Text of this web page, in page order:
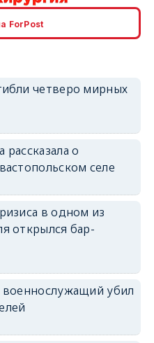
ForPost
четверо мирных
о
селе
в одном из
открылся бар-
военнослужащий убил